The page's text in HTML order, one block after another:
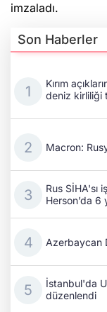
imzaladı.
Son Haberler
Kırım
deniz kirliliği
Macron:
Rus SİHA'sı
Herson’da 6
Azerbaycan
İstanbul'da
düzenlendi